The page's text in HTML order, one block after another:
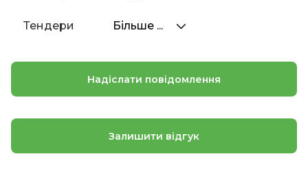
Тендери Більше ...
Надіслати повідомлення
Залишити відгук